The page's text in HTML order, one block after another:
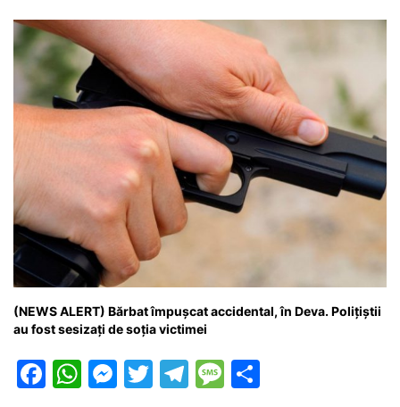
(NEWS ALERT) Bărbat împușcat accidental, în Deva. Polițiștii
au fost sesizați de soția victimei
F
W M T
T
M